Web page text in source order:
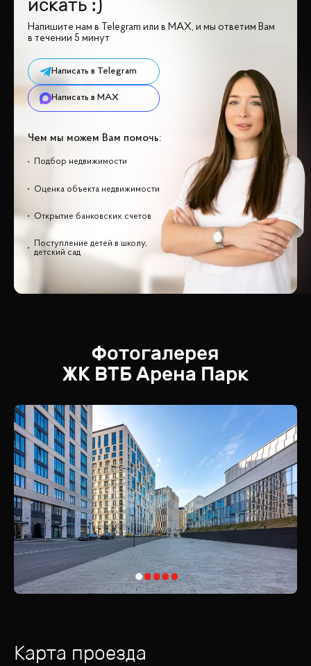
искать :)
Напишите нам в Telegram или в MAX, и мы ответим Вам
в течении 5 минут
Написать в Telegram
Написать в MAX
Чем мы можем Вам помочь:
Подбор недвижимости
Оценка объекта недвижимости
Открытие банковских счетов
Поступление детей в школу,
детский сад
Фотогалерея
ЖК ВТБ Арена Парк
Карта проезда